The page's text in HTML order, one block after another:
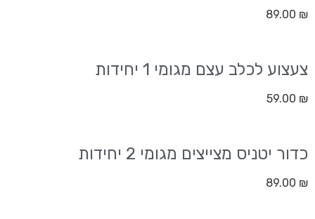
89.00 ₪
צעצוע לכלב עצם מגומי 1 יחידות
59.00 ₪
כדור יטניס מצייצים מגומי 2 יחידות
89.00 ₪